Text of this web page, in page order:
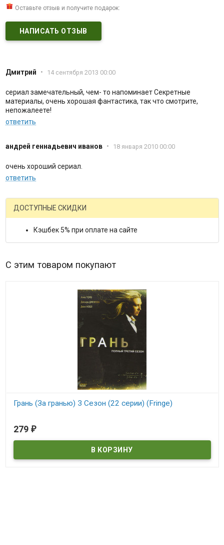
Оставьте отзыв и получите подарок:
НАПИСАТЬ ОТЗЫВ
Дмитрий • 14 сентября 2013 00:00
сериал замечательный, чем- то напоминает Секретные
материалы, очень хорошая фантастика, так что смотрите,
непожалеете!
ответить
андрей геннадьевич иванов • 18 января 2010 00:00
очень хороший сериал.
ответить
ДОСТУПНЫЕ СКИДКИ
Кэшбек 5% при оплате на сайте
С этим товаром покупают
Грань (За гранью) 3 Сезон (22 серии) (Fringe)
279 ₽